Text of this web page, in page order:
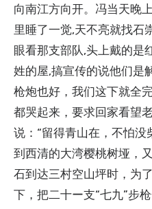
向南江方向开。冯当天晚
里睡了一觉,天不亮就找石
眼看那支部队,头上戴的是
姓的屋,搞宣传的说他们是
枪炮也好，我们这下就全
都哭起来，要求回家看望
说：“留得青山在，不怕没
到西清的大湾樱桃树垭，
石到达三村空山坪时，为
下，把二十ー支“七九”步